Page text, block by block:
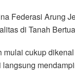
Federasi Arung
di Tanah
cukup